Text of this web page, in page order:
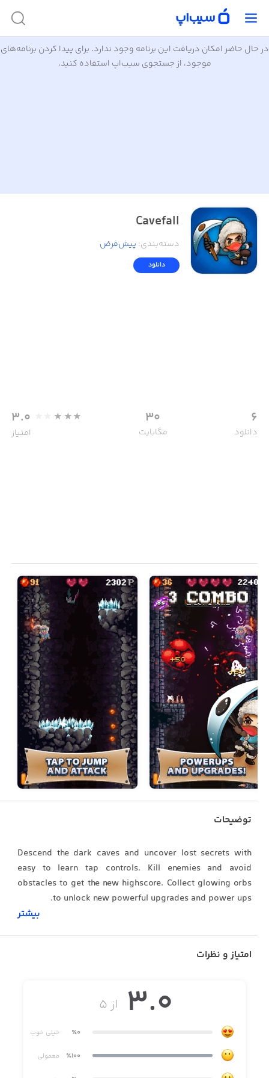
در حال حاضر امکان دریافت این برنامه وجود ندارد. برای پیدا کردن برنامه‌های
موجود، از جستجوی سیب‌اپ استفاده کنید.
Cavefall
دسته‌بندی: پیش‌فرض
دانلود
6
دانلود
30
مگابایت
3.0
امتیاز
توضیحات
Descend the dark caves and uncover lost secrets with
easy to learn tap controls. Kill enemies and avoid
obstacles to get the new highscore. Collect glowing orbs
to unlock new powerful upgrades and power ups.
obstacles
بیشتر
امتیاز و نظرات
از ۵ 3.0
٪0 خیلی خوب
٪100 معمولی